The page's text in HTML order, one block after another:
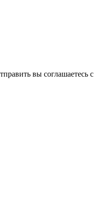
вы соглашаетесь с